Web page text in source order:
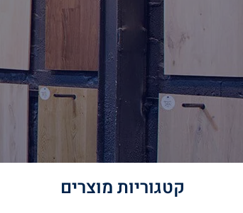
קטגוריות מוצרים